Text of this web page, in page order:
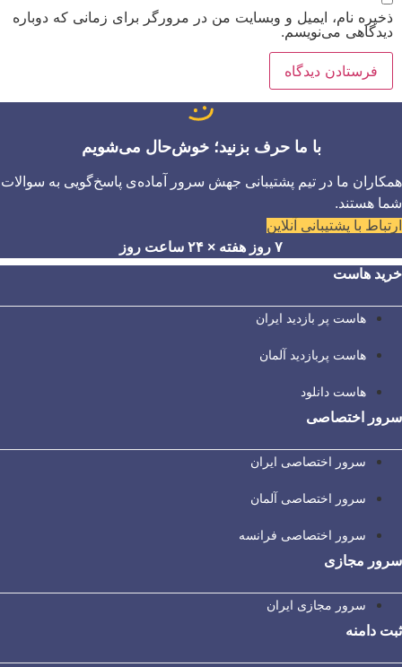
ذخیره نام، ایمیل و وبسایت من در مرورگر برای زمانی که دوباره
دیدگاهی می‌نویسم.
با ما حرف بزنید؛ خوش‌حال می‌شویم
همکاران ما در تیم پشتیبانی جهش سرور آماده‌ی پاسخ‌گویی به سوالات
شما هستند.
ارتباط با پشتیبانی آنلاین
۷ روز هفته × ۲۴ ساعت روز
خرید هاست
هاست پر بازدید ایران
هاست پربازدید آلمان
هاست دانلود
سرور اختصاصی
سرور اختصاصی ایران
سرور اختصاصی آلمان
سرور اختصاصی فرانسه
سرور مجازی
سرور مجازی ایران
ثبت دامنه